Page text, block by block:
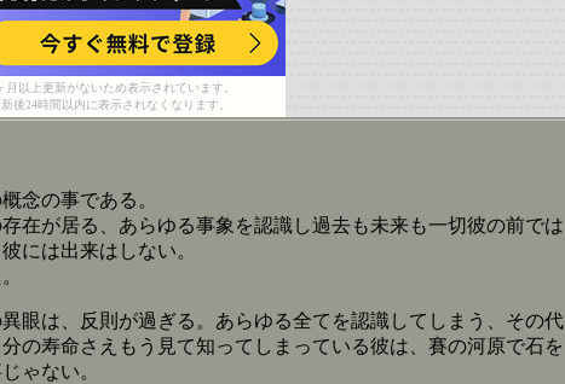
月以上更新がないため表示されています。
後24時間以内に表示されなくなります。
念の事である。
在が居る、あらゆる事象を認識し過去も未来も一切彼の前では
には出来はしない。
眼は、反則が過ぎる。あらゆる全てを認識してしまう、その代
の寿命さえもう見て知ってしまっている彼は、賽の河原で石を
ゃない。